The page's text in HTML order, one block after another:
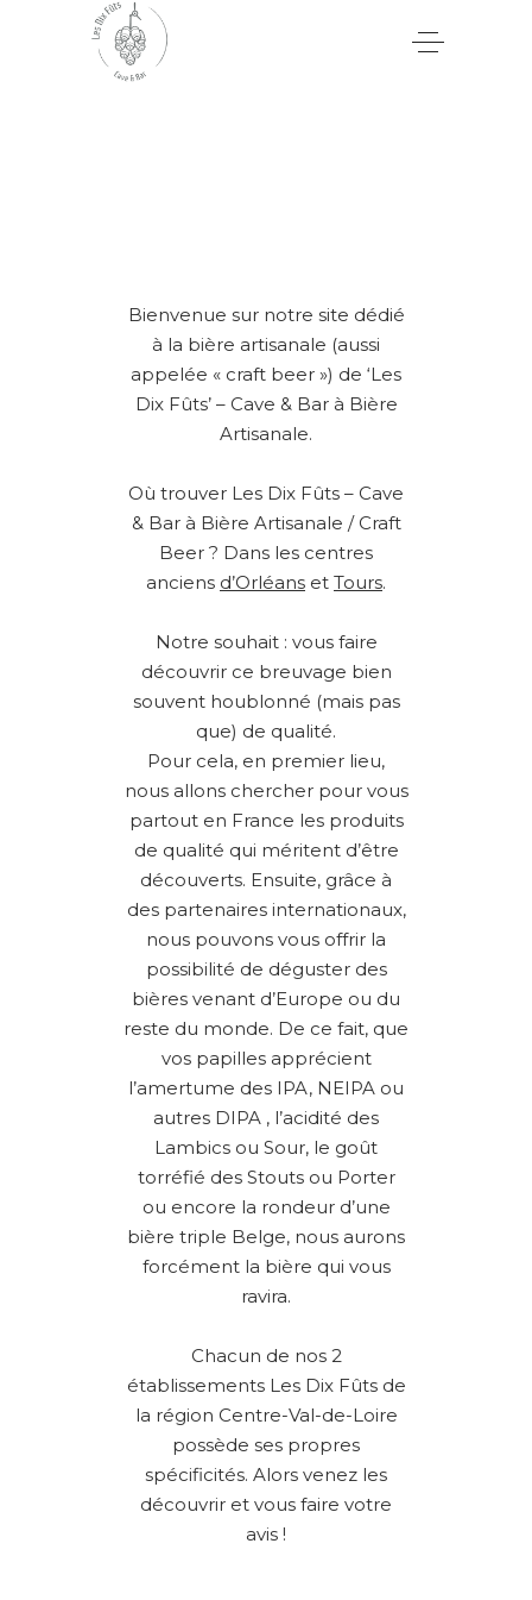
Bienvenue sur notre site dédié
à la bière artisanale (aussi
appelée « craft beer ») de ‘Les
Dix Fûts’ – Cave & Bar à Bière
Artisanale.
Où trouver Les Dix Fûts – Cave
& Bar à Bière Artisanale / Craft
Beer ? Dans les centres
anciens d’Orléans et Tours.
Notre souhait : vous faire
découvrir ce breuvage bien
souvent houblonné (mais pas
que) de qualité.
Pour cela, en premier lieu,
nous allons chercher pour vous
partout en France les produits
de qualité qui méritent d’être
découverts. Ensuite, grâce à
des partenaires internationaux,
nous pouvons vous offrir la
possibilité de déguster des
bières venant d’Europe ou du
reste du monde. De ce fait, que
vos papilles apprécient
l’amertume des IPA, NEIPA ou
autres DIPA , l’acidité des
Lambics ou Sour, le goût
torréfié des Stouts ou Porter
ou encore la rondeur d’une
bière triple Belge, nous aurons
forcément la bière qui vous
ravira.
Chacun de nos 2
établissements Les Dix Fûts de
la région Centre-Val-de-Loire
possède ses propres
spécificités. Alors venez les
découvrir et vous faire votre
avis !